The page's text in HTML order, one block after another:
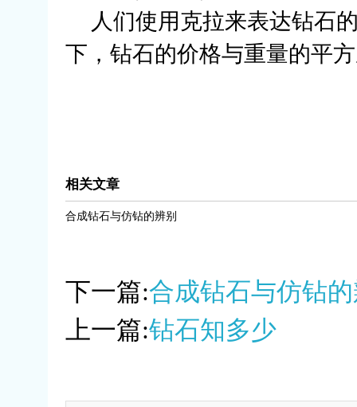
人们使用克拉来表达钻石
下，钻石的价格与重量的平
相关文章
合成钻石与仿钻的辨别
下一篇:合成钻石与仿钻
上一篇:钻石知多少